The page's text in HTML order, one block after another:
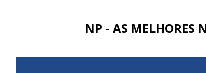
NP - AS MELHORES